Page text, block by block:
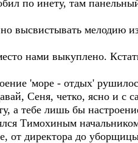
по инету, там
высвистывать мелодию
нами выкуплено.
'море - отдых'
Сеня, четко, ясно и с
а тебе лишь бы
Тимохиным
от директора до